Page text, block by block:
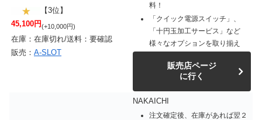
【3位】
45,100円(+10,000円)
在庫：在庫切れ/送料：要確認
販売： A-SLOT
料！
「クイック電源スイッチ」、
「十円玉加工サービス」など
様々なオプションを取り揃え
販売店ページ
に行く
NAKAICHI
注文確定後、在庫があれば翌２